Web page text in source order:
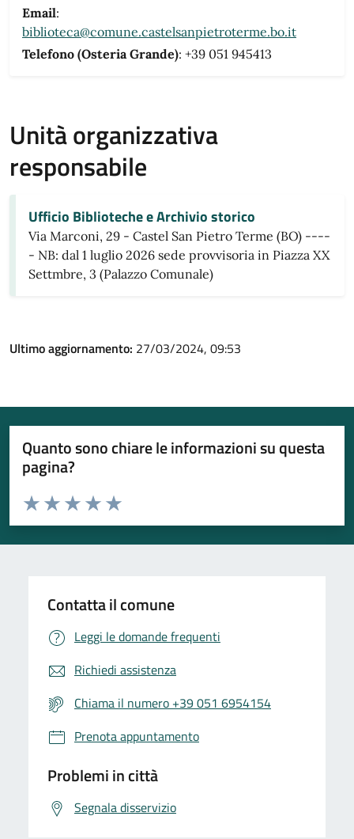
Email:
biblioteca@comune.castelsanpietroterme.bo.it
Telefono (Osteria Grande): +39 051 945413
Unità organizzativa
responsabile
Ufficio Biblioteche e Archivio storico
Via Marconi, 29 - Castel San Pietro Terme (BO) ----
- NB: dal 1 luglio 2026 sede provvisoria in Piazza XX
Settmbre, 3 (Palazzo Comunale)
Ultimo aggiornamento: 27/03/2024, 09:53
Quanto sono chiare le informazioni su questa
pagina?
Valuta da 1 a 5 stelle la pagina
Valuta 5 stelle su 5
Valuta 4 stelle su 5
Valuta 3 stelle su 5
Valuta 2 stelle su 5
Valuta 1 stelle su 5
Contatta il comune
Leggi le domande frequenti
Richiedi assistenza
Chiama il numero +39 051 6954154
Prenota appuntamento
Problemi in città
Segnala disservizio